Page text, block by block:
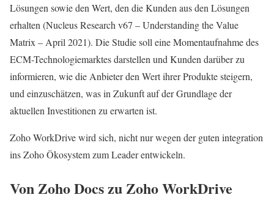
Lösungen sowie den Wert, den die Kunden aus den Lösungen
erhalten (Nucleus Research v67 – Understanding the Value
Matrix – April 2021). Die Studie soll eine Momentaufnahme des
ECM-Technologiemarktes darstellen und Kunden darüber zu
informieren, wie die Anbieter den Wert ihrer Produkte steigern,
und einzuschätzen, was in Zukunft auf der Grundlage der
aktuellen Investitionen zu erwarten ist.
Zoho WorkDrive wird sich, nicht nur wegen der guten integration
ins Zoho Ökosystem zum Leader entwickeln.
Von Zoho Docs zu Zoho WorkDrive